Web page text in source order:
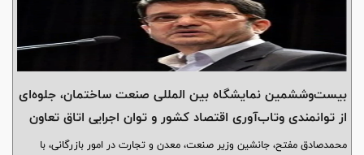
بیست‌وششمین نمایشگاه بین المللی صنعت ساختمان، جلوه‌ای
از توانمندی وتاب‌آوری اقتصاد کشور و توان اجرایی اتاق تعاون
ایران است
محمدصادق مفتح، جانشین وزیر صنعت، معدن و تجارت در امور بازرگانی، با